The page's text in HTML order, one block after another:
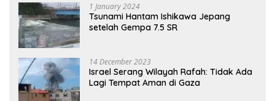
1 January 2024
Tsunami Hantam Ishikawa Jepang
setelah Gempa 7.5 SR
14 December 2023
Israel Serang Wilayah Rafah: Tidak Ada
Lagi Tempat Aman di Gaza